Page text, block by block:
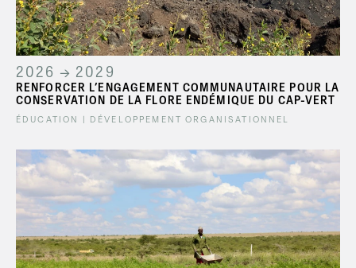
2026 → 2029
RENFORCER L’ENGAGEMENT COMMUNAUTAIRE POUR LA
CONSERVATION DE LA FLORE ENDÉMIQUE DU CAP-VERT
ÉDUCATION | DÉVELOPPEMENT ORGANISATIONNEL